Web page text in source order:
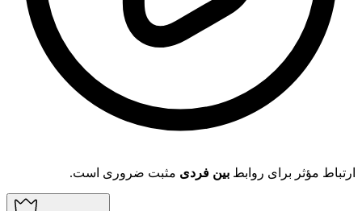
ارتباط مؤثر برای روابط بین فردی مثبت ضروری است.